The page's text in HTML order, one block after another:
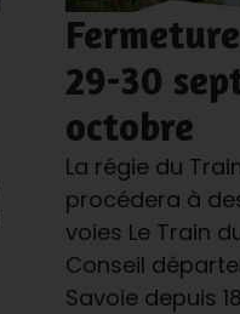
29-30
octobre
La régie du
procédera à
voies Le Train
Conseil
Savoie depuis